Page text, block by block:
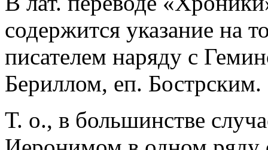
содержится указание на
писателем наряду с
Бериллом, еп. Бострским.
Т. о., в большинстве